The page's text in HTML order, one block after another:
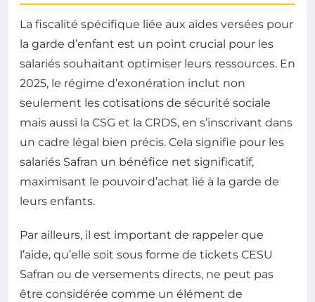
La fiscalité spécifique liée aux aides versées pour
la garde d’enfant est un point crucial pour les
salariés souhaitant optimiser leurs ressources. En
2025, le régime d’exonération inclut non
seulement les cotisations de sécurité sociale
mais aussi la CSG et la CRDS, en s’inscrivant dans
un cadre légal bien précis. Cela signifie pour les
salariés Safran un bénéfice net significatif,
maximisant le pouvoir d’achat lié à la garde de
leurs enfants.
Par ailleurs, il est important de rappeler que
l’aide, qu’elle soit sous forme de tickets CESU
Safran ou de versements directs, ne peut pas
être considérée comme un élément de